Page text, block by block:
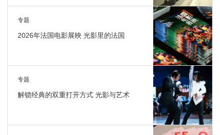
专题
2026年法国电影展映 光影里的法国
专题
解锁经典的双重打开方式 光影与艺术